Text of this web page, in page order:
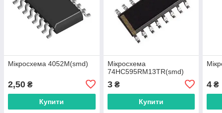
Мікросхема 4052M(smd)
2,50 ₴
Купити
Мікросхема
74HC595RM13TR(smd)
3₴
Купити
4 ₴